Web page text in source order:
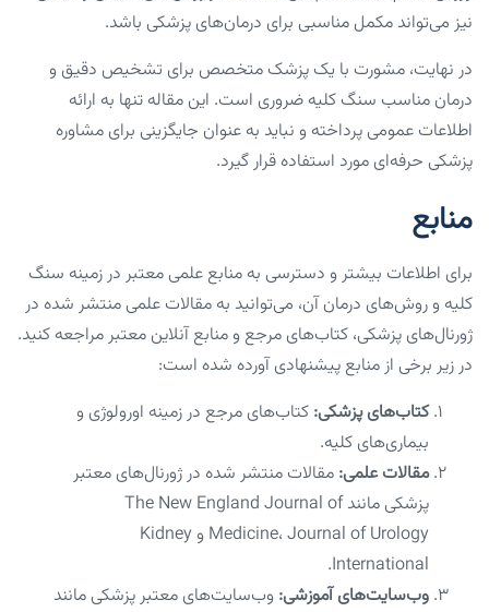
نیز می‌تواند مکمل مناسبی برای درمان‌های پزشکی باشد.
در نهایت، مشورت با یک پزشک متخصص برای تشخیص دقیق و
درمان مناسب سنگ کلیه ضروری است. این مقاله تنها به ارائه
اطلاعات عمومی پرداخته و نباید به عنوان جایگزینی برای مشاوره
پزشکی حرفه‌ای مورد استفاده قرار گیرد.
منابع
برای اطلاعات بیشتر و دسترسی به منابع علمی معتبر در زمینه سنگ
کلیه و روش‌های درمان آن، می‌توانید به مقالات علمی منتشر شده در
ژورنال‌های پزشکی، کتاب‌های مرجع و منابع آنلاین معتبر مراجعه کنید.
در زیر برخی از منابع پیشنهادی آورده شده است:
کتاب‌های پزشکی: کتاب‌های مرجع در زمینه اورولوژی و
بیماری‌های کلیه.
مقالات علمی: مقالات منتشر شده در ژورنال‌های معتبر
پزشکی مانند The New England Journal of
Medicine، Journal of Urology و Kidney
International.
وب‌سایت‌های آموزشی: وب‌سایت‌های معتبر پزشکی مانند